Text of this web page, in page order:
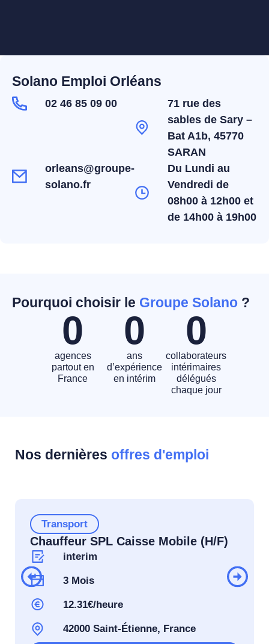
Solano Emploi Orléans
02 46 85 09 00
71 rue des
sables de Sary –
Bat A1b, 45770
SARAN
orleans@groupe-
solano.fr
Du Lundi au
Vendredi de
08h00 à 12h00 et
de 14h00 à 19h00
Pourquoi choisir le Groupe Solano ?
agences
partout en
France
0
ans
d’expérience
en intérim
0
collaborateurs
intérimaires
délégués
chaque jour
0
Nos dernières offres d'emploi
Transport
Chauffeur SPL Caisse Mobile (H/F)
interim
3 Mois
12.31€/heure
42000 Saint-Étienne, France